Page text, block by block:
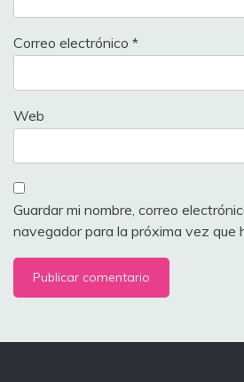
Correo electrónico *
Web
Guardar mi nombre, correo
navegador para la próxima vez que